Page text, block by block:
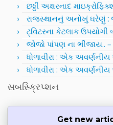
છઠ્ઠી અક્ષરનાદ
રાજસ્થાનનું અનોખું ઘરેણું :
ટ્વિટરના કેટલાક
જોજો પાંપણ ના ભીંજાય..
ધોળાવીરા : એક
ધોળાવીરા : એક
સબસ્ક્રિપ્શન
Get new